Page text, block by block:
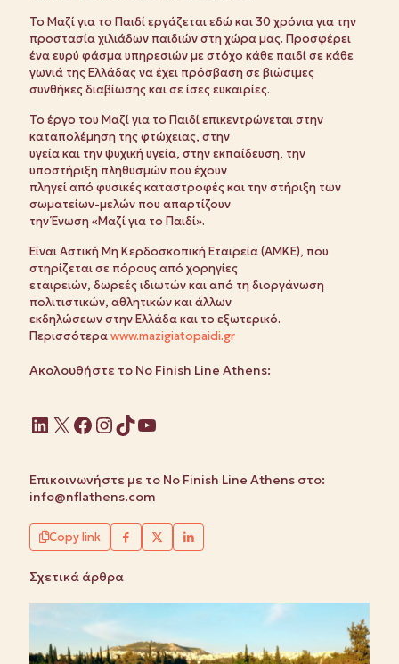
Το Μαζί για το Παιδί εργάζεται εδώ και 30 χρόνια για την
προστασία χιλιάδων παιδιών στη χώρα μας. Προσφέρει
ένα ευρύ φάσμα υπηρεσιών με στόχο κάθε παιδί σε κάθε
γωνιά της Ελλάδας να έχει πρόσβαση σε βιώσιμες
συνθήκες διαβίωσης και σε ίσες ευκαιρίες.
Το έργο του Μαζί για το Παιδί επικεντρώνεται στην
καταπολέμηση της φτώχειας, στην
υγεία και την ψυχική υγεία, στην εκπαίδευση, την
υποστήριξη πληθυσμών που έχουν
πληγεί από φυσικές καταστροφές και την στήριξη των
σωματείων-μελών που απαρτίζουν
την Ένωση «Μαζί για το Παιδί».
Είναι Αστική Μη Κερδοσκοπική Εταιρεία (ΑΜΚΕ), που
στηρίζεται σε πόρους από χορηγίες
εταιρειών, δωρεές ιδιωτών και από τη διοργάνωση
πολιτιστικών, αθλητικών και άλλων
εκδηλώσεων στην Ελλάδα και το εξωτερικό.
Περισσότεραwww.mazigiatopaidi.gr
Ακολουθήστε το No Finish Line Athens:
Linkedin
X Facebook
Instagram
TikTok
YouTube
Επικοινωνήστε με το No Finish Line Athens στο:
info@nflathens.com
Copy link
Σχετικά άρθρα